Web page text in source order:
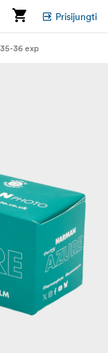
Prisijungti
36 exp